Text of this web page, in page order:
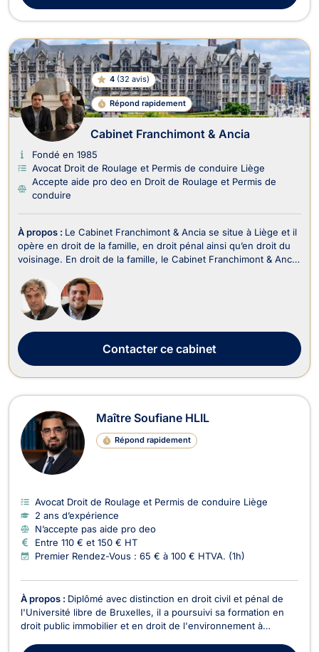
4 (32 avis)
Répond rapidement
Cabinet Franchimont & Ancia
Fondé en 1985
Avocat Droit de Roulage et Permis de conduire Liège
Accepte aide pro deo en Droit de Roulage et Permis de
conduire
À propos : Le Cabinet Franchimont & Ancia se situe à Liège et il
opère en droit de la famille, en droit pénal ainsi qu’en droit du
voisinage. En droit de la famille, le Cabinet Franchimont & Ancia
au droit de la jeunesse. Il traite aussi les contentieux relev...
Contacter ce cabinet
Maître Soufiane HLIL
Répond rapidement
Avocat Droit de Roulage et Permis de conduire Liège
2 ans d’expérience
N’accepte pas aide pro deo
Entre 110 € et 150 € HT
Premier Rendez-Vous : 65 € à 100 € HTVA. (1h)
À propos : Diplômé avec distinction en droit civil et pénal de
l'Université libre de Bruxelles, il a poursuivi sa formation en
droit public immobilier et en droit de l'environnement à